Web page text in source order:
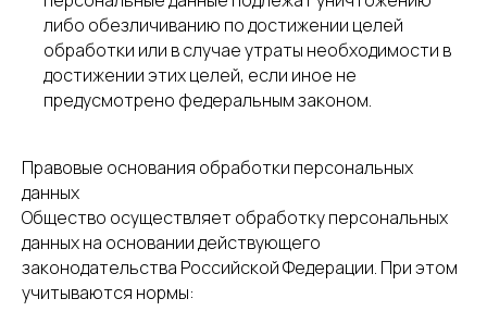
либо обезличиванию по достижении целей
обработки или в случае утраты необходимости в
достижении этих целей, если иное не
предусмотрено федеральным законом.
Правовые основания обработки персональных
данных
Общество осуществляет обработку персональных
данных на основании действующего
законодательства Российской Федерации. При этом
учитываются нормы: